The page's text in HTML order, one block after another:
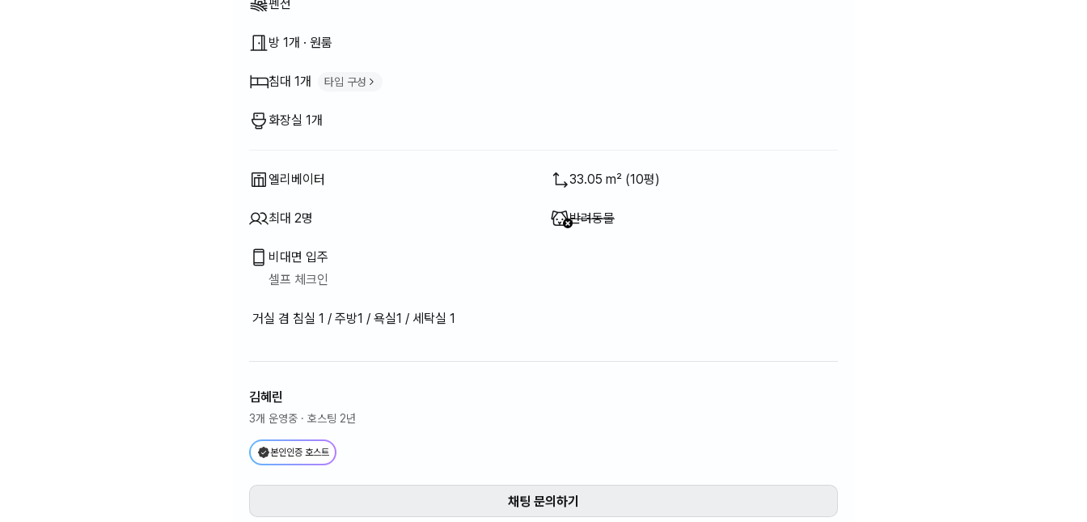
펜션
방 1개 · 원룸
침대 1개 타입 구성
화장실 1개
엘리베이터 33.05 m² (10평)
최대 2명 이용 불가
반려동물
비대면 입주
셀프 체크인
거실 겸 침실 1 / 주방1 / 욕실1 / 세탁실 1
김혜린
3개 운영중 · 호스팅 2년
본인인증 호스트
채팅 문의하기